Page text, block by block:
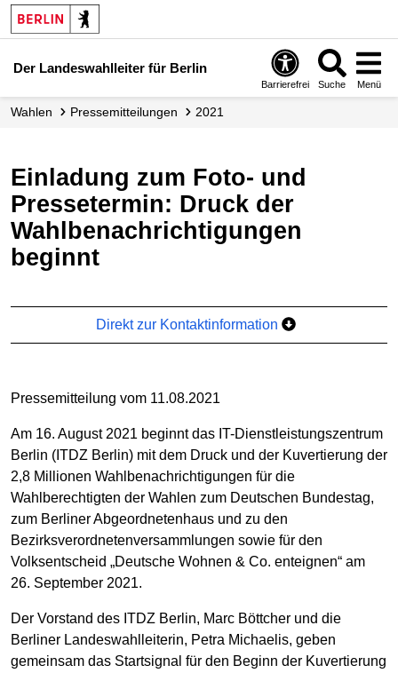
Der Landeswahlleiter für Berlin
Barrierefrei Suche Menü
Wahlen Presse­mitteilungen 2021
Einladung zum Foto- und
Pressetermin: Druck der
Wahlbenachrichtigungen
beginnt
Direkt zur Kontaktinformation
Pressemitteilung vom 11.08.2021
Am 16. August 2021 beginnt das IT-Dienstleistungszentrum
Berlin (ITDZ Berlin) mit dem Druck und der Kuvertierung der
2,8 Millionen Wahlbenachrichtigungen für die
Wahlberechtigten der Wahlen zum Deutschen Bundestag,
zum Berliner Abgeordnetenhaus und zu den
Bezirksverordnetenversammlungen sowie für den
Volksentscheid „Deutsche Wohnen & Co. enteignen“ am
26. September 2021.
Der Vorstand des ITDZ Berlin, Marc Böttcher und die
Berliner Landeswahlleiterin, Petra Michaelis, geben
gemeinsam das Startsignal für den Beginn der Kuvertierung